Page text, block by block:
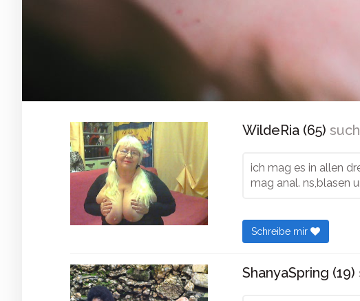
WildeRia (65)
ich mag es in allen
mag anal. ns,blasen
Schreibe mir
ShanyaSpring (19)